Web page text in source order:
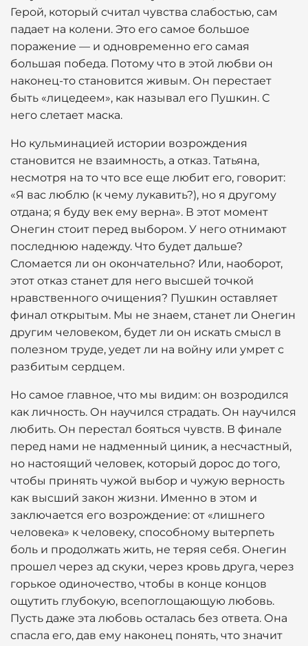
Герой, который считал чувства слабостью, сам
падает на колени. Это его самое большое
поражение — и одновременно его самая
большая победа. Потому что в этой любви он
наконец-то становится живым. Он перестает
быть «лицедеем», как называл его Пушкин. С
него слетает маска.
Но кульминацией истории возрождения
становится не взаимность, а отказ. Татьяна,
несмотря на то что все еще любит его, говорит:
«Я вас люблю (к чему лукавить?), но я другому
отдана; я буду век ему верна». В этот момент
Онегин стоит перед выбором. У него отнимают
последнюю надежду. Что будет дальше?
Сломается ли он окончательно? Или, наоборот,
этот отказ станет для него высшей точкой
нравственного очищения? Пушкин оставляет
финал открытым. Мы не знаем, станет ли Онегин
другим человеком, будет ли он искать смысл в
полезном труде, уедет ли на войну или умрет с
разбитым сердцем.
Но самое главное, что мы видим: он возродился
как личность. Он научился страдать. Он научился
любить. Он перестал бояться чувств. В финале
перед нами не надменный циник, а несчастный,
но настоящий человек, который дорос до того,
чтобы принять чужой выбор и чужую верность
как высший закон жизни. Именно в этом и
заключается его возрождение: от «лишнего
человека» к человеку, способному вытерпеть
боль и продолжать жить, не теряя себя. Онегин
прошел через ад скуки, через кровь друга, через
горькое одиночество, чтобы в конце концов
ощутить глубокую, всепоглощающую любовь.
Пусть даже эта любовь осталась без ответа. Она
спасла его, дав ему наконец понять, что значит